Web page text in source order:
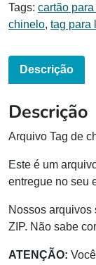
Tags: cartão
chinelo, tag para
Descrição
Descrição
Arquivo Tag de
Este é um
entregue no seu
Nossos arquivos
ZIP. Não sabe
ATENÇÃO: